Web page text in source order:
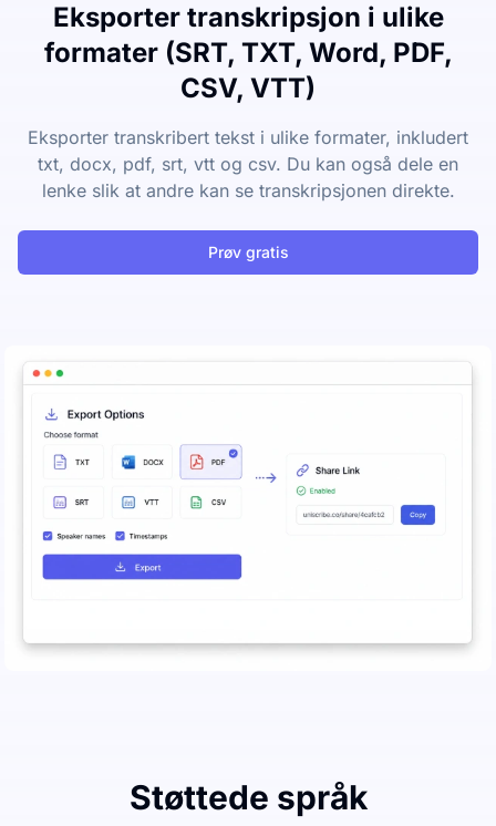
Eksporter transkripsjon i ulike
formater (SRT, TXT, Word, PDF,
CSV, VTT)
Eksporter transkribert tekst i ulike formater, inkludert
txt, docx, pdf, srt, vtt og csv. Du kan også dele en
lenke slik at andre kan se transkripsjonen direkte.
Prøv gratis
Støttede språk